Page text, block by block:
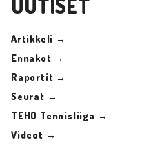
UUTISET
Artikkeli →
Ennakot →
Raportit →
Seurat →
TEHO Tennisliiga →
Videot →